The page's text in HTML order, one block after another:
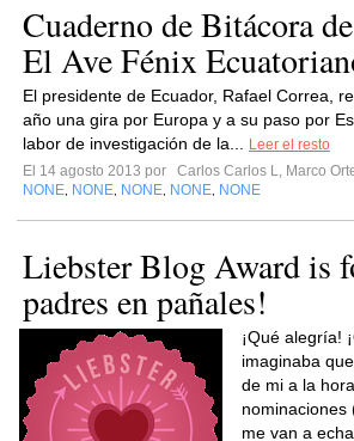
Cuaderno de Bitácora
El Ave Fénix
El presidente de Ecuador, Rafael Correa,
año una gira por Europa y a su paso por
labor de investigación de la...
Leer el resto
El 14 agosto 2013 por
Carlos Carlos L, Marco
NONE NONE NONE NONE NONE
Liebster Blog Award is
padres en pañales!
¡Qué alegría!
imaginaba
de mi a la
nominaciones
me van a